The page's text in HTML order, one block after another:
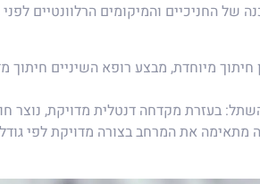
החניכיים והמיקומים הרלוונטיים
חיתוך מיוחדת, מבצע רופא השיניים חיתוך
בעזרת מקדחה דנטלית מדויקת, נוצר
את המרחב בצורה מדויקת לפי